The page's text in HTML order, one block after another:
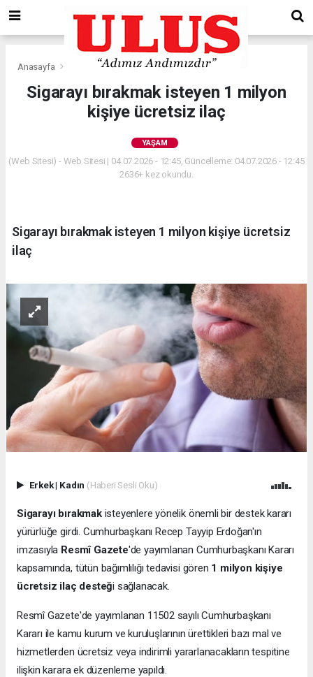
Anasayfa
Sigarayı bırakmak isteyen 1 milyon
kişiye ücretsiz ilaç
YAŞAM
(Web Sitesi) - Web Sitesi | 04.07.2026 - 12:45, Güncelleme: 04.07.2026 - 12:45
2636+ kez okundu.
Sigarayı bırakmak isteyen 1 milyon kişiye ücretsiz
ilaç
Erkek| Kadın (Haberi Sesli Oku)
Sigarayı bırakmak isteyenlere yönelik önemli bir destek kararı
yürürlüğe girdi. Cumhurbaşkanı Recep Tayyip Erdoğan'ın
imzasıyla Resmî Gazete'de yayımlanan Cumhurbaşkanı Kararı
kapsamında, tütün bağımlılığı tedavisi gören 1 milyon kişiye
ücretsiz ilaç desteği sağlanacak.
Resmî Gazete'de yayımlanan 11502 sayılı Cumhurbaşkanı
Kararı ile kamu kurum ve kuruluşlarının ürettikleri bazı mal ve
hizmetlerden ücretsiz veya indirimli yararlanacakların tespitine
ilişkin karara ek düzenleme yapıldı.